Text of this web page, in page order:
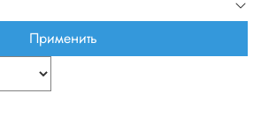
Применить